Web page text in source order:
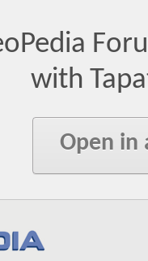
with
Open in